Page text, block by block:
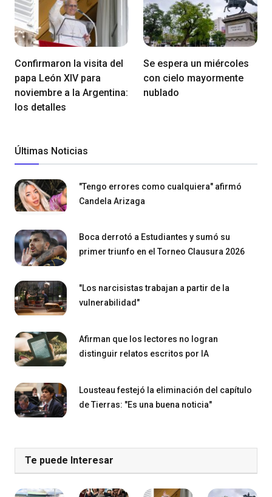
Confirmaron la visita del
papa León XIV para
noviembre a la Argentina:
los detalles
Se espera un miércoles
con cielo mayormente
nublado
Últimas Noticias
"Tengo errores como cualquiera" afirmó
Candela Arizaga
Boca derrotó a Estudiantes y sumó su
primer triunfo en el Torneo Clausura 2026
"Los narcisistas trabajan a partir de la
vulnerabilidad"
Afirman que los lectores no logran
distinguir relatos escritos por IA
Lousteau festejó la eliminación del capítulo
de Tierras: "Es una buena noticia"
Te puede Interesar